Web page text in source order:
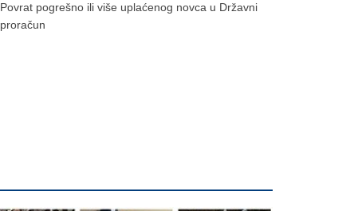
Povrat pogrešno ili više uplaćenog novca u Državni
proračun